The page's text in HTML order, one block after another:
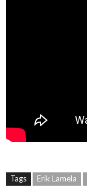
Tags Erik Lamela